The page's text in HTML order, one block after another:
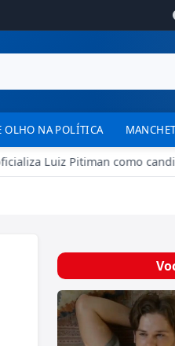
OLHO NA POLÍTICA
Luiz Pitiman como